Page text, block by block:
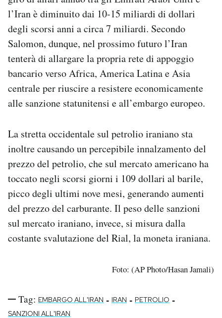
l’Iran è diminuito dai 10-15 miliardi di dollari
degli scorsi anni a circa 7 miliardi. Secondo
Salomon, dunque, nel prossimo futuro l’Iran
tenterà di allargare la propria rete di appoggio
bancario verso Africa, America Latina e Asia
centrale per riuscire a resistere economicamente
alle sanzione statunitensi e all’embargo europeo.
La stretta occidentale sul petrolio iraniano sta
inoltre causando un percepibile innalzamento del
prezzo del petrolio, che sul mercato americano ha
toccato negli scorsi giorni i 109 dollari al barile,
picco degli ultimi nove mesi, generando aumenti
del prezzo del carburante. Il peso delle sanzioni
sul mercato iraniano, invece, si misura dalla
costante svalutazione del Rial, la moneta iraniana.
Foto: (AP Photo/Hasan Jamali)
Tag: EMBARGO ALL'IRAN - IRAN - PETROLIO -
SANZIONI ALL'IRAN